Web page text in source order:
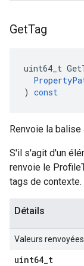
GetTag
uint64_t
) const
Renvoie la balise
S'il s'agit d'un
renvoie le
tags de contexte.
Détails
Valeurs renvoyées
uint64_t